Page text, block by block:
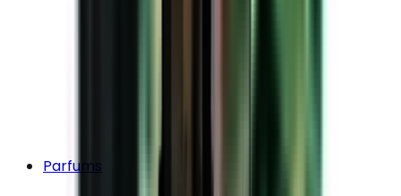
Parfums